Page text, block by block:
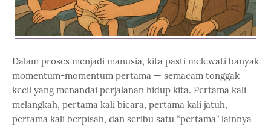
Dalam proses menjadi manusia, kita pasti melewati banyak
momentum-momentum pertama — semacam tonggak
kecil yang menandai perjalanan hidup kita. Pertama kali
melangkah, pertama kali bicara, pertama kali jatuh,
pertama kali berpisah, dan seribu satu “pertama” lainnya